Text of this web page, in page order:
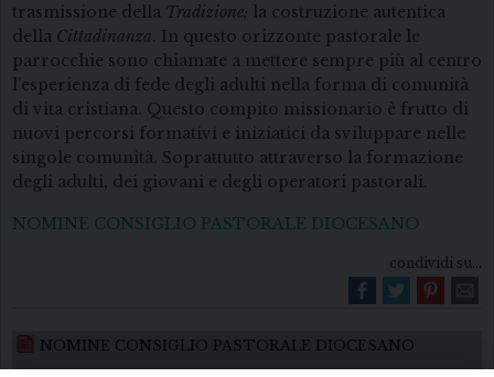
trasmissione della Tradizione; la costruzione autentica
della Cittadinanza. In questo orizzonte pastorale le
parrocchie sono chiamate a mettere sempre più al centro
l’esperienza di fede degli adulti nella forma di comunità
di vita cristiana. Questo compito missionario è frutto di
nuovi percorsi formativi e iniziatici da sviluppare nelle
singole comunità. Soprattutto attraverso la formazione
degli adulti, dei giovani e degli operatori pastorali.
NOMINE CONSIGLIO PASTORALE DIOCESANO
condividi su...
NOMINE CONSIGLIO PASTORALE DIOCESANO